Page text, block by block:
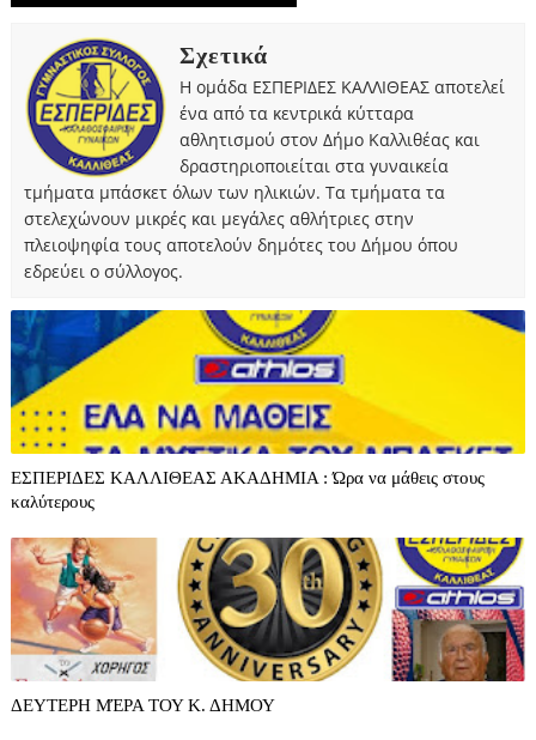
Σχετικά
Η ομάδα ΕΣΠΕΡΙΔΕΣ ΚΑΛΛΙΘΕΑΣ αποτελεί
ένα από τα κεντρικά κύτταρα
αθλητισμού στον Δήμο Καλλιθέας και
δραστηριοποιείται στα γυναικεία
τμήματα μπάσκετ όλων των ηλικιών. Τα τμήματα τα
στελεχώνουν μικρές και μεγάλες αθλήτριες στην
πλειοψηφία τους αποτελούν δημότες του Δήμου όπου
εδρεύει ο σύλλογος.
ΕΣΠΕΡΙΔΕΣ ΚΑΛΛΙΘΕΑΣ ΑΚΑΔΗΜΙΑ : Ώρα να μάθεις στους
καλύτερους
ΔΕΥΤΕΡΗ ΜΈΡΑ ΤΟΥ Κ. ΔΗΜΟΥ